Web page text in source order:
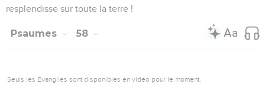
resplendisse sur toute la terre !
Psaumes 58
Seuls les Évangiles sont disponibles en vidéo pour le moment.